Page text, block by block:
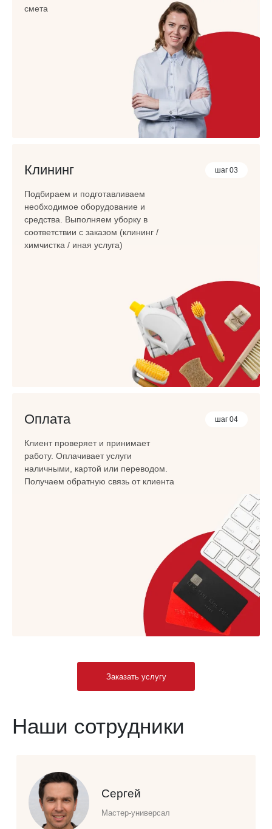
смета
шаг 03
Клининг
Подбираем и подготавливаем
необходимое оборудование и
средства. Выполняем уборку в
соответствии с заказом (клининг /
химчистка / иная услуга)
шаг 04
Оплата
Клиент проверяет и принимает
работу. Оплачивает услуги
наличными, картой или переводом.
Получаем обратную связь от клиента
Заказать услугу
Наши сотрудники
Сергей
Мастер-универсал